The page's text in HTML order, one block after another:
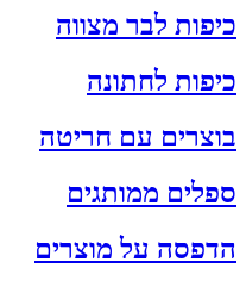
כיפות לבר מצווה
כיפות לחתונה
בוצרים עם חריטה
ספלים ממותגים
הדפסה על מוצרים